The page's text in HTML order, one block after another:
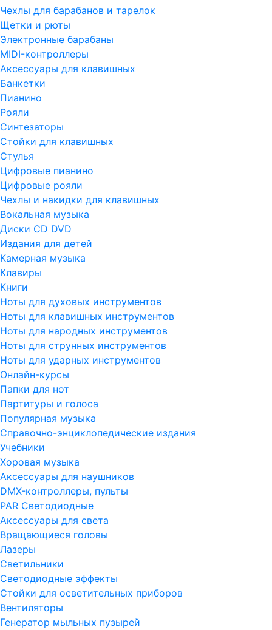
Чехлы для барабанов и тарелок
Щетки и рюты
Электронные барабаны
MIDI-контроллеры
Аксессуары для клавишных
Банкетки
Пианино
Рояли
Синтезаторы
Стойки для клавишных
Стулья
Цифровые пианино
Цифровые рояли
Чехлы и накидки для клавишных
Вокальная музыка
Диски CD DVD
Издания для детей
Камерная музыка
Клавиры
Книги
Ноты для духовых инструментов
Ноты для клавишных инструментов
Ноты для народных инструментов
Ноты для струнных инструментов
Ноты для ударных инструментов
Онлайн-курсы
Папки для нот
Партитуры и голоса
Популярная музыка
Справочно-энциклопедические издания
Учебники
Хоровая музыка
Аксессуары для наушников
DMX-контроллеры, пульты
PAR Светодиодные
Аксессуары для света
Вращающиеся головы
Лазеры
Светильники
Светодиодные эффекты
Стойки для осветительных приборов
Вентиляторы
Генератор мыльных пузырей